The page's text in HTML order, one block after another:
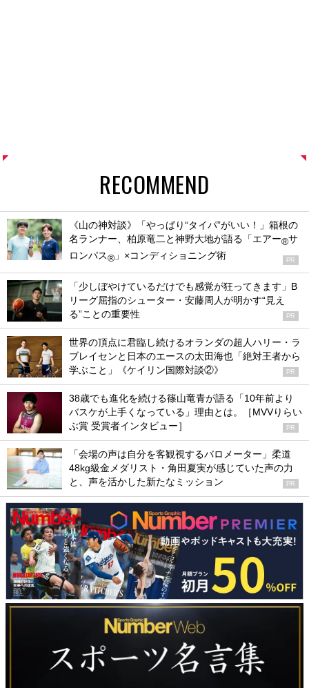
RECOMMEND
《山の神対談》「やっぱり“タイパ”がいい！」箱根の
名ランナー、柏原竜二と神野大地が語る「エアー®サ
ロンパス® 」×コンディショニング術 PR
「少しぼやけているだけでも感覚が狂ってきます」B
リーグ屈指のシューター・安藤周人が明かす“見え
る”ことの重要性
PR
世界の頂点に君臨し続けるオランダの超人ハリー・ラ
ブレイセンと日本のエースの太田海也「絶対王者から
学ぶこと」《ケイリン国際対談②》
PR
38歳でも進化を続ける篠山竜青が語る「10年前より
バスケが上手くなっている」理由とは。［MVVりらい
ぶ賞 受賞者インタビュー］
PR
「会場の声は自分を客観視するバロメーター」柔道
48kg級金メダリスト・角田夏実が感じていた声の力
と、声を活かした新たなミッション
PR